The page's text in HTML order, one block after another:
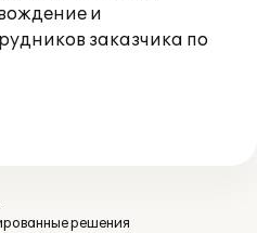
и
заказчика по
решения